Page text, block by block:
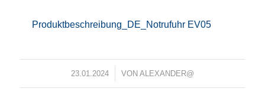
Produktbeschreibung_DE_Notrufuhr EV05
23.01.2024
/ VON ALEXANDER@